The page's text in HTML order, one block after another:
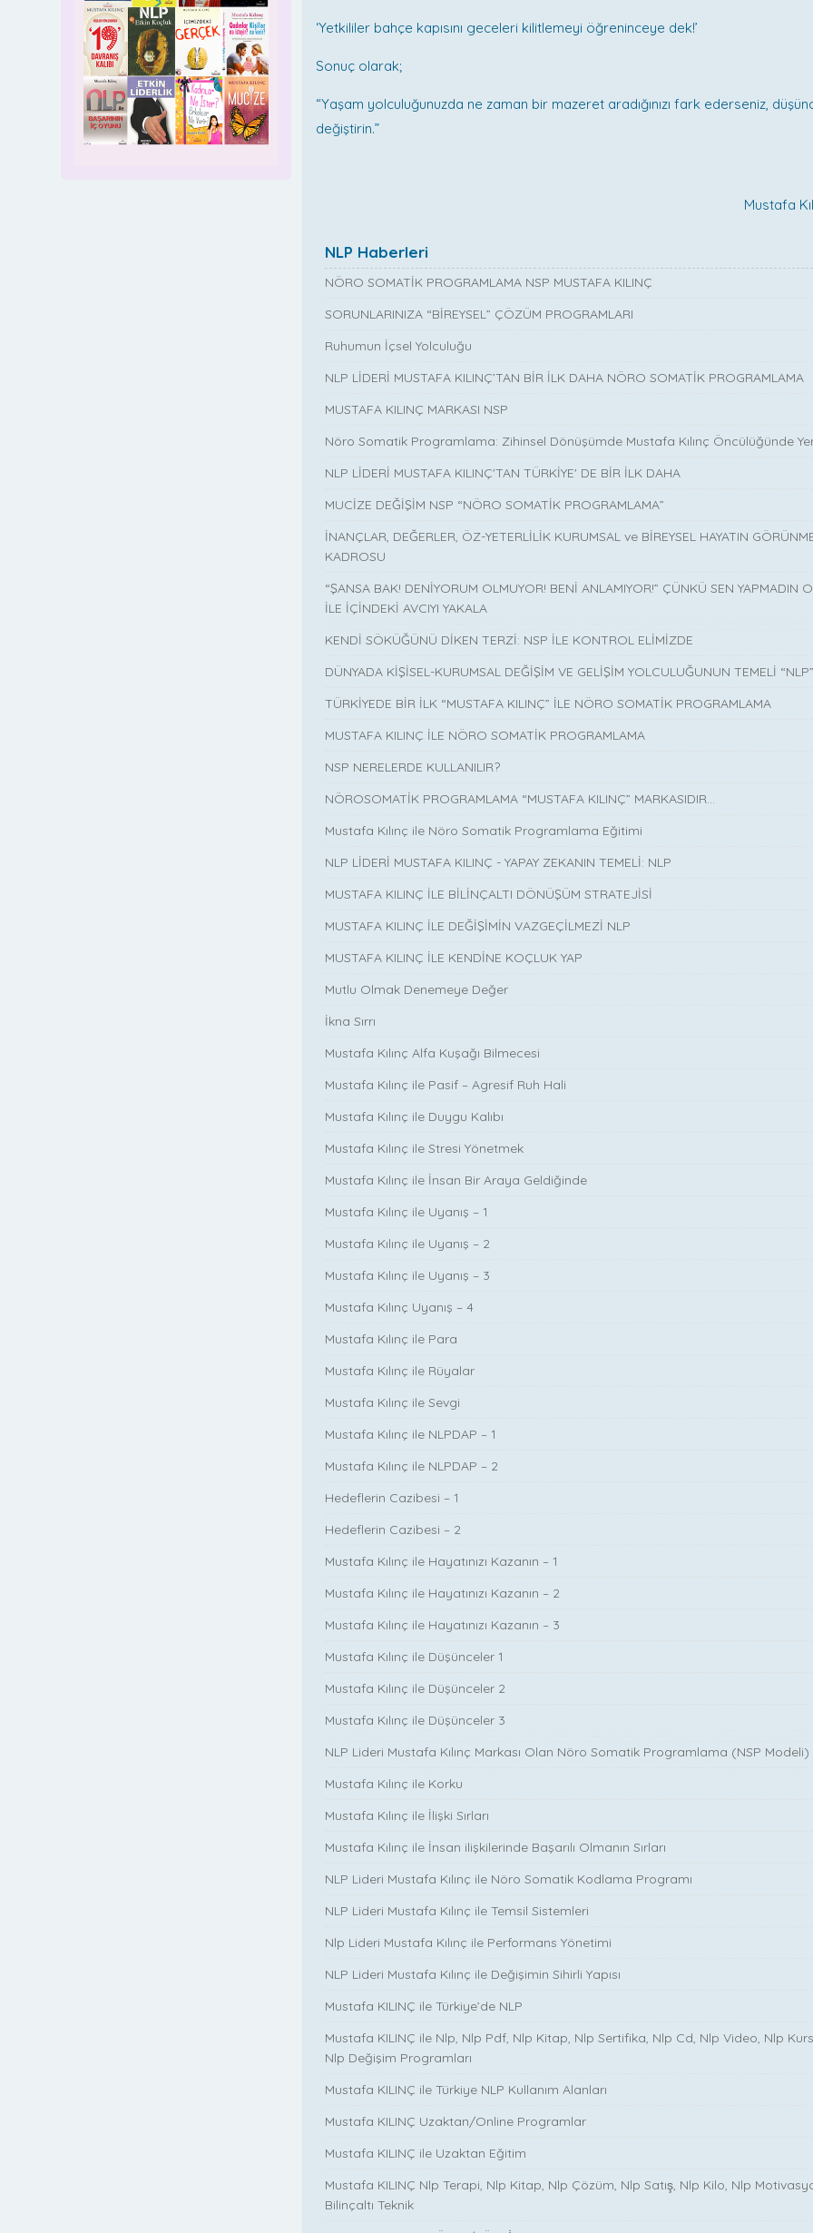
‘Yetkililer bahçe kapısını geceleri kilitlemeyi öğreninceye dek!’
Sonuç olarak;
“Yaşam yolculuğunuzda ne zaman bir mazeret aradığınızı fark ederseniz,
değiştirin.”
Mustafa
NLP Haberleri
NÖRO SOMATİK PROGRAMLAMA NSP MUSTAFA KILINÇ
SORUNLARINIZA “BİREYSEL” ÇÖZÜM PROGRAMLARI
Ruhumun İçsel Yolculuğu
NLP LİDERİ MUSTAFA KILINÇ’TAN BİR İLK DAHA NÖRO SOMATİK PROGRAMLAMA
MUSTAFA KILINÇ MARKASI NSP
Nöro Somatik Programlama: Zihinsel Dönüşümde Mustafa Kılınç Öncülüğünde
NLP LİDERİ MUSTAFA KILINÇ'TAN TÜRKİYE' DE BİR İLK DAHA
MUCİZE DEĞİŞİM NSP “NÖRO SOMATİK PROGRAMLAMA”
İNANÇLAR, DEĞERLER, ÖZ-YETERLİLİK KURUMSAL ve BİREYSEL HAYATIN
KADROSU
“ŞANSA BAK! DENİYORUM OLMUYOR! BENİ ANLAMIYOR!” ÇÜNKÜ SEN YAPMADIN
İLE İÇİNDEKİ AVCIYI YAKALA
KENDİ SÖKÜĞÜNÜ DİKEN TERZİ: NSP İLE KONTROL ELİMİZDE
DÜNYADA KİŞİSEL-KURUMSAL DEĞİŞİM VE GELİŞİM YOLCULUĞUNUN TEMELİ
TÜRKİYEDE BİR İLK “MUSTAFA KILINÇ” İLE NÖRO SOMATİK PROGRAMLAMA
MUSTAFA KILINÇ İLE NÖRO SOMATİK PROGRAMLAMA
NSP NERELERDE KULLANILIR?
NÖROSOMATİK PROGRAMLAMA “MUSTAFA KILINÇ” MARKASIDIR…
Mustafa Kılınç ile Nöro Somatik Programlama Eğitimi
NLP LİDERİ MUSTAFA KILINÇ - YAPAY ZEKANIN TEMELİ: NLP
MUSTAFA KILINÇ İLE BİLİNÇALTI DÖNÜŞÜM STRATEJİSİ
MUSTAFA KILINÇ İLE DEĞİŞİMİN VAZGEÇİLMEZİ NLP
MUSTAFA KILINÇ İLE KENDİNE KOÇLUK YAP
Mutlu Olmak Denemeye Değer
İkna Sırrı
Mustafa Kılınç Alfa Kuşağı Bilmecesi
Mustafa Kılınç ile Pasif – Agresif Ruh Hali
Mustafa Kılınç ile Duygu Kalıbı
Mustafa Kılınç ile Stresi Yönetmek
Mustafa Kılınç ile İnsan Bir Araya Geldiğinde
Mustafa Kılınç ile Uyanış – 1
Mustafa Kılınç ile Uyanış – 2
Mustafa Kılınç ile Uyanış – 3
Mustafa Kılınç Uyanış – 4
Mustafa Kılınç ile Para
Mustafa Kılınç ile Rüyalar
Mustafa Kılınç ile Sevgi
Mustafa Kılınç ile NLPDAP – 1
Mustafa Kılınç ile NLPDAP – 2
Hedeflerin Cazibesi – 1
Hedeflerin Cazibesi – 2
Mustafa Kılınç ile Hayatınızı Kazanın – 1
Mustafa Kılınç ile Hayatınızı Kazanın – 2
Mustafa Kılınç ile Hayatınızı Kazanın – 3
Mustafa Kılınç ile Düşünceler 1
Mustafa Kılınç ile Düşünceler 2
Mustafa Kılınç ile Düşünceler 3
NLP Lideri Mustafa Kılınç Markası Olan Nöro Somatik Programlama (NSP Modeli)
Mustafa Kılınç ile Korku
Mustafa Kılınç ile İlişki Sırları
Mustafa Kılınç ile İnsan ilişkilerinde Başarılı Olmanın Sırları
NLP Lideri Mustafa Kılınç ile Nöro Somatik Kodlama Programı
NLP Lideri Mustafa Kılınç ile Temsil Sistemleri
Nlp Lideri Mustafa Kılınç ile Performans Yönetimi
NLP Lideri Mustafa Kılınç ile Değişimin Sihirli Yapısı
Mustafa KILINÇ ile Türkiye’de NLP
Mustafa KILINÇ ile Nlp, Nlp Pdf, Nlp Kitap, Nlp Sertifika, Nlp Cd, Nlp Video, Nlp
Nlp Değişim Programları
Mustafa KILINÇ ile Türkiye NLP Kullanım Alanları
Mustafa KILINÇ Uzaktan/Online Programlar
Mustafa KILINÇ ile Uzaktan Eğitim
Mustafa KILINÇ Nlp Terapi, Nlp Kitap, Nlp Çözüm, Nlp Satış, Nlp Kilo, Nlp
Bilinçaltı Teknik